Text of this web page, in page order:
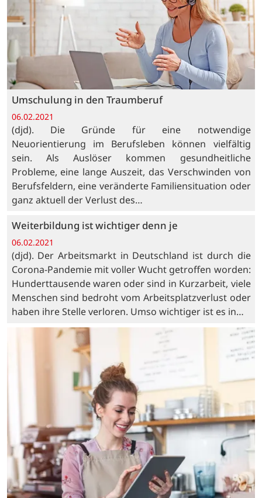
Umschulung in den Traumberuf
06.02.2021
(djd). Die Gründe für eine notwendige
Neuorientierung im Berufsleben können vielfältig
sein. Als Auslöser kommen gesundheitliche
Probleme, eine lange Auszeit, das Verschwinden von
Berufsfeldern, eine veränderte Familiensituation oder
ganz aktuell der Verlust des…
Weiterbildung ist wichtiger denn je
06.02.2021
(djd). Der Arbeitsmarkt in Deutschland ist durch die
Corona-Pandemie mit voller Wucht getroffen worden:
Hunderttausende waren oder sind in Kurzarbeit, viele
Menschen sind bedroht vom Arbeitsplatzverlust oder
haben ihre Stelle verloren. Umso wichtiger ist es in…